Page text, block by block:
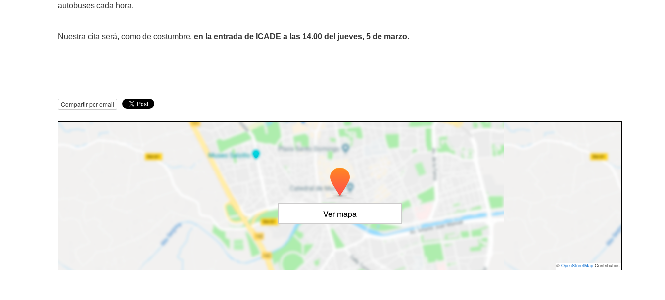
autobuses cada hora.
Nuestra cita será, como de costumbre, en la entrada de ICADE a las 14.00 del jueves, 5 de marzo.
Compartir por email
Ver mapa
© OpenStreetMap Contributors